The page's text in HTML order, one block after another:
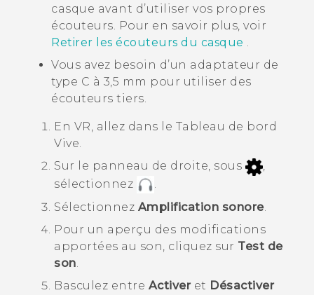
casque avant d’utiliser vos propres
écouteurs. Pour en savoir plus, voir
Retirer les écouteurs du casque .
Vous avez besoin d’un adaptateur de
type C à 3,5 mm pour utiliser des
écouteurs tiers.
En VR, allez dans le Tableau de bord
Vive.
Sur le panneau de droite, sous
,
sélectionnez
Sélectionnez Amplification sonore.
Pour un aperçu des modifications
apportées au son, cliquez sur Test de
son.
Basculez entre Activeret Désactiver